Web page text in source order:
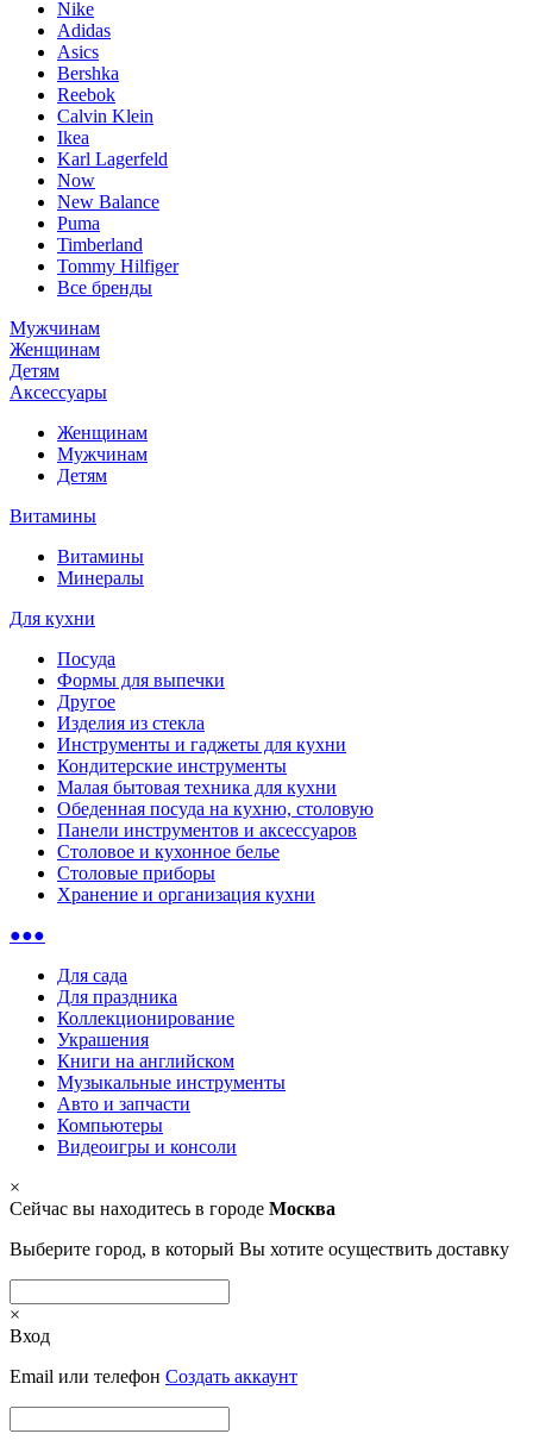
Nike
Adidas
Asics
Bershka
Reebok
Calvin Klein
Ikea
Karl Lagerfeld
Now
New Balance
Puma
Timberland
Tommy Hilfiger
Все бренды
Мужчинам
Женщинам
Детям
Аксессуары
Женщинам
Мужчинам
Детям
Витамины
Витамины
Минералы
Для кухни
Посуда
Формы для выпечки
Другое
Изделия из стекла
Инструменты и гаджеты для кухни
Кондитерские инструменты
Малая бытовая техника для кухни
Обеденная посуда на кухню, столовую
Панели инструментов и аксессуаров
Столовое и кухонное белье
Столовые приборы
Хранение и организация кухни
●●●
Для сада
Для праздника
Коллекционирование
Украшения
Книги на английском
Музыкальные инструменты
Авто и запчасти
Компьютеры
Видеоигры и консоли
×
Сейчас вы находитесь в городе Москва
Выберите город, в который Вы хотите осуществить доставку
×
Вход
Email или телефон Создать аккаунт